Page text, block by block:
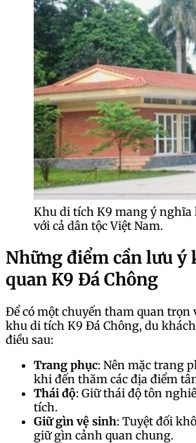
Khu di tích K9 mang ý nghĩa
với cả dân tộc Việt Nam.
Những điểm cần lưu ý
quan K9 Đá Chông
Để có một chuyến tham quan trọn
khu di tích K9 Đá Chông, du
điều sau:
Trang phục: Nên mặc trang
khi đến thăm các địa điểm
Thái độ: Giữ thái độ tôn
tích.
Giữ gìn vệ sinh: Tuyệt đối
giữ gìn cảnh quan chung.